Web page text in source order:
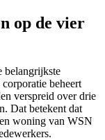
op de vier
belangrijkste
corporatie beheert
verspreid over drie
Dat betekent dat
woning van WSN